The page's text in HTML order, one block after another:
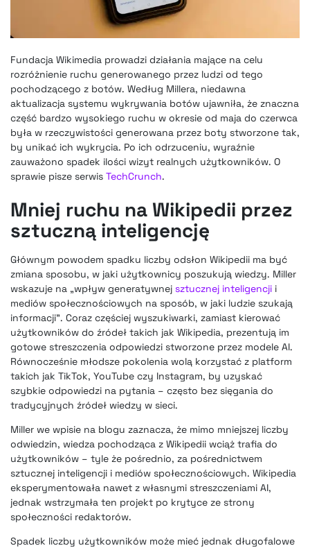
Fundacja Wikimedia prowadzi działania mające na celu
rozróżnienie ruchu generowanego przez ludzi od tego
pochodzącego z botów. Według Millera, niedawna
aktualizacja systemu wykrywania botów ujawniła, że znaczna
część bardzo wysokiego ruchu w okresie od maja do czerwca
była w rzeczywistości generowana przez boty stworzone tak,
by unikać ich wykrycia. Po ich odrzuceniu, wyraźnie
zauważono spadek ilości wizyt realnych użytkowników. O
sprawie pisze serwis TechCrunch.
Mniej ruchu na Wikipedii przez
sztuczną inteligencję
Głównym powodem spadku liczby odsłon Wikipedii ma być
zmiana sposobu, w jaki użytkownicy poszukują wiedzy. Miller
wskazuje na „wpływ generatywnej sztucznej inteligencji i
mediów społecznościowych na sposób, w jaki ludzie szukają
informacji”. Coraz częściej wyszukiwarki, zamiast kierować
użytkowników do źródeł takich jak Wikipedia, prezentują im
gotowe streszczenia odpowiedzi stworzone przez modele AI.
Równocześnie młodsze pokolenia wolą korzystać z platform
takich jak TikTok, YouTube czy Instagram, by uzyskać
szybkie odpowiedzi na pytania – często bez sięgania do
tradycyjnych źródeł wiedzy w sieci.
Miller we wpisie na blogu zaznacza, że mimo mniejszej liczby
odwiedzin, wiedza pochodząca z Wikipedii wciąż trafia do
użytkowników – tyle że pośrednio, za pośrednictwem
sztucznej inteligencji i mediów społecznościowych. Wikipedia
eksperymentowała nawet z własnymi streszczeniami AI,
jednak wstrzymała ten projekt po krytyce ze strony
społeczności redaktorów.
Spadek liczby użytkowników może mieć jednak długofalowe